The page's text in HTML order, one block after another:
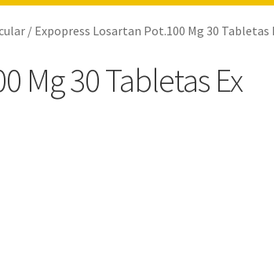
/ Expopress Losartan Pot.100 Mg 30 Tabletas
Mg 30 Tabletas Ex